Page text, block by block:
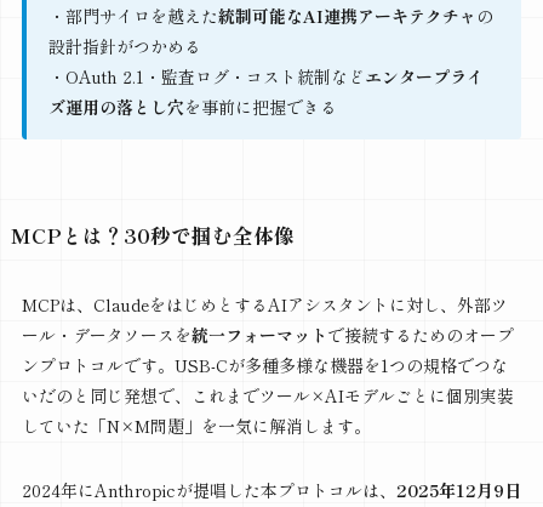
・部門サイロを越えた統制可能なAI連携アーキテクチャ の
設計指針がつかめる
・OAuth 2.1・監査ログ・コスト統制などエンタープライ
ズ運用の落とし穴を事前に把握できる
MCPとは？30秒で掴む全体像
MCPは、ClaudeをはじめとするAIアシスタントに対し、外部ツ
ール・データソースを統一フォーマット で接続するためのオープ
ンプロトコルです。USB-Cが多種多様な機器を1つの規格でつな
いだのと同じ発想で、これまでツール×AIモデルごとに個別実装
していた「N×M問題」を一気に解消します。
2024年にAnthropicが提唱した本プロトコルは、 2025年12月9日